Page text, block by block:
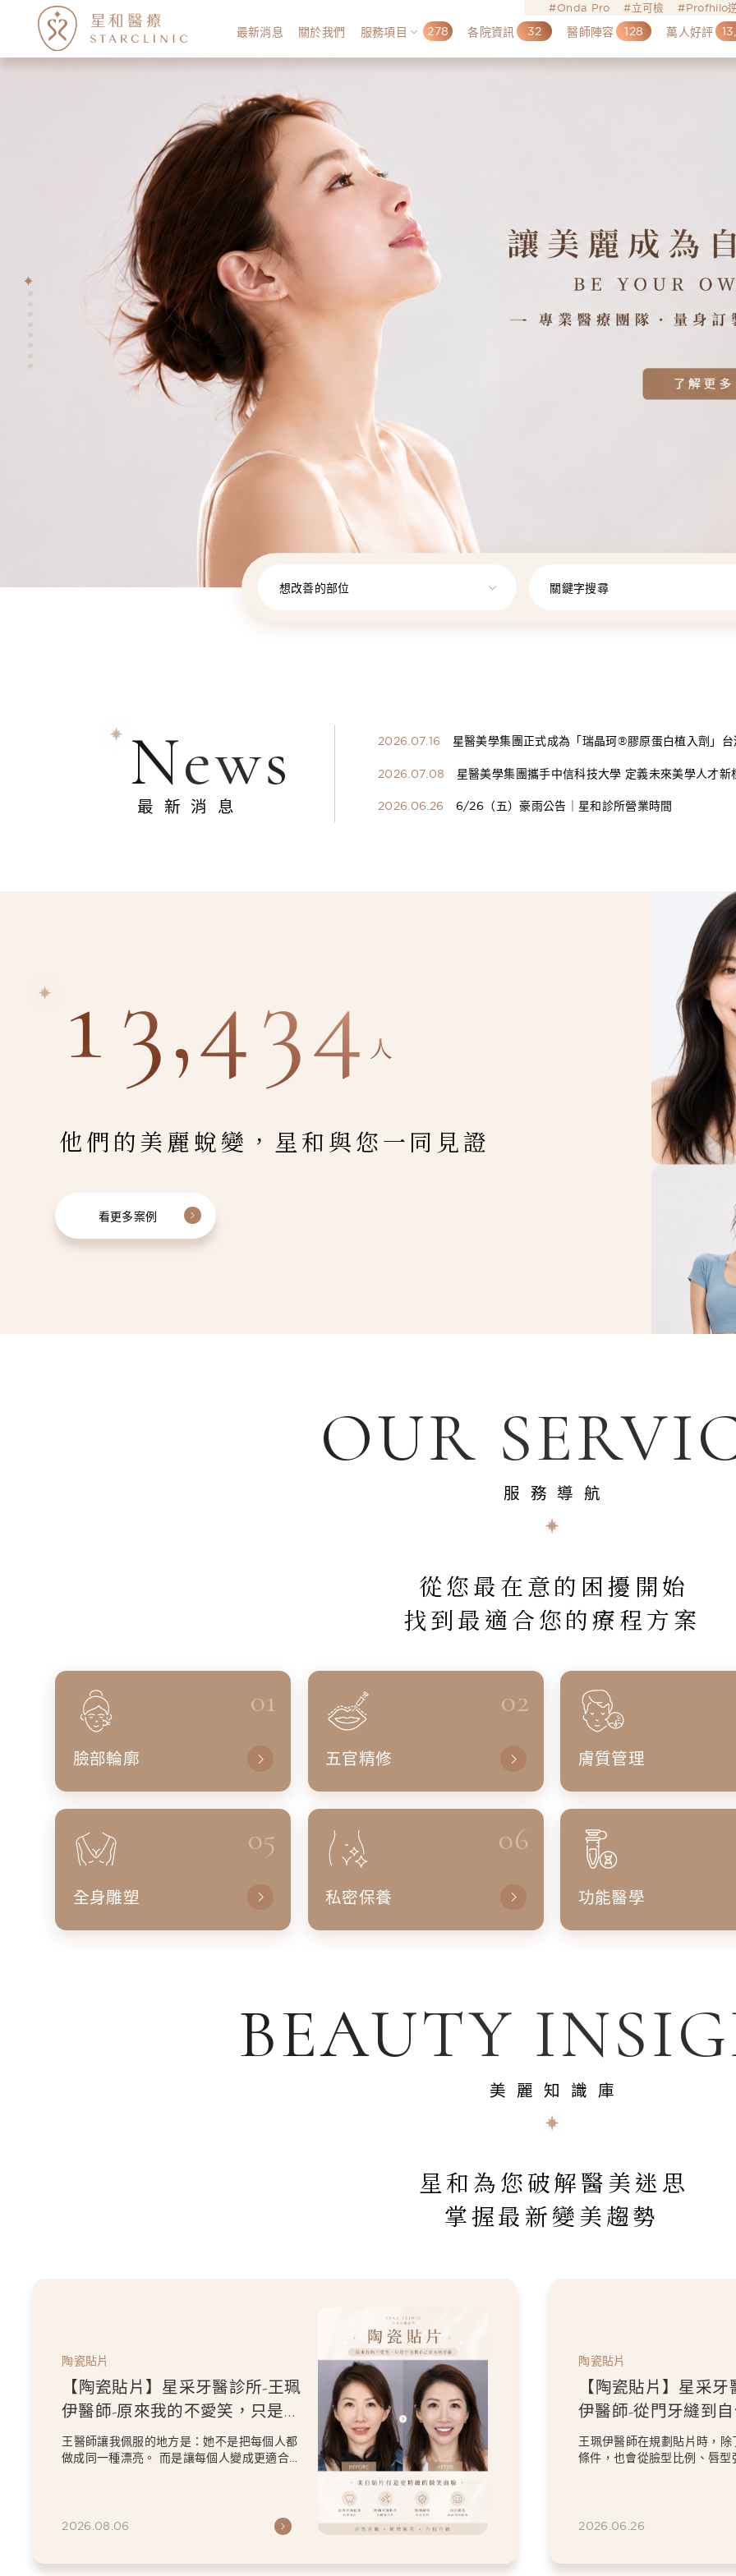
Onda Pro 立可檢 Profhilo
最新消息 關於我們 服務項目 278 各院資訊 32 醫師陣容 128 萬人好評
想改善的部位 關鍵字搜尋
News
最新消息
2026.07.16
星醫美學集團正式成為「瑞晶珂®膠原蛋白植入劑」
2026.07.08
星醫美學集團攜手中信科技大學 定義未來美學人才新
2026.06.26
6/26（五）豪雨公告｜星和診所營業時間
13,434 人
他們的美麗蛻變，星和與您一同見證
看更多案例
OUR
服務導航
從您最在意的困擾開始
找到最適合您的療程方案
01
臉部輪廓
02
五官精修 膚質管理
05
全身雕塑
06
私密保養 功能醫學
BEAUTY
美麗知識庫
星和為您破解醫美迷思
掌握最新變美趨勢
陶瓷貼片
【陶瓷貼片】星采牙醫診所-王珮
伊醫師-原來我的不愛笑，只是不
喜歡自己原本的牙齒
王醫師讓我佩服的地方是：她不是把每個人都
做成同一種漂亮。 而是讓每個人變成更適合自
2026.08.06
陶瓷貼片
【陶瓷貼片】星采
伊醫師-從門牙縫到
白貼片打造更精緻的
王珮伊醫師在規劃貼片時，除
條件，也會從臉型比例、唇型
2026.06.26